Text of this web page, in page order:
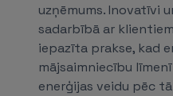
uzņēmums. Inovatīvi
sadarbībā ar
iepazīta prakse, kad
mājsaimniecību
enerģijas veidu pēc